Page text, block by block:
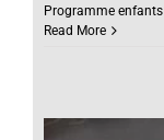
Programme enfants
Read More